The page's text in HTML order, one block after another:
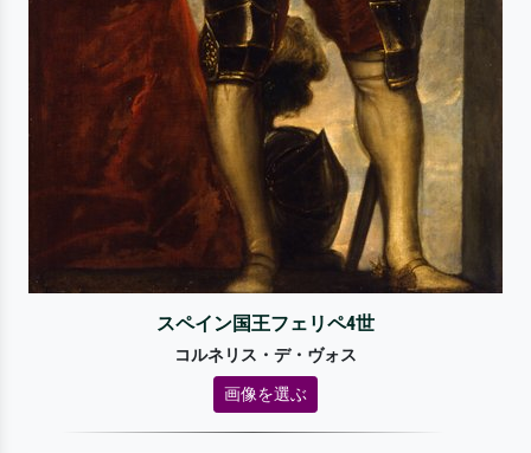
スペイン国王フェリペ4世
コルネリス・デ・ヴォス
画像を選ぶ